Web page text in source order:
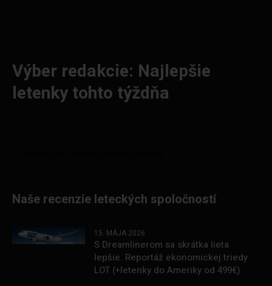
Výber redakcie: Najlepšie
letenky tohto týždňa
Naše recenzie leteckých spoločností
15. MÁJA 2026
S Dreamlinerom sa skrátka lieta
lepšie. Reportáž ekonomickej triedy
LOT (+letenky do Ameriky od 499€)